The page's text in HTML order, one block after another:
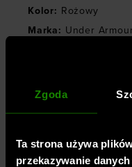
Zgoda
Ta strona używa
przekazywanie
Kolor: Rożowy
Marka: Under Armour
TECHNOLOGIE